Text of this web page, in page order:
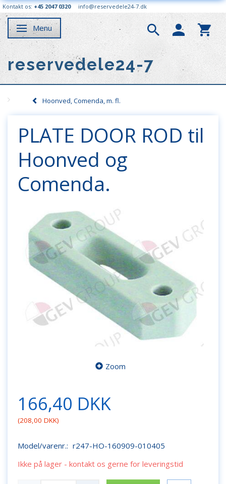
Kontakt os: +45 2047 0320 info@reservedele24-7.dk
Skifte navigation
Menu
reservedele24-7
Hoonved, Comenda, m. fl.
PLATE DOOR ROD til
Hoonved og
Comenda.
Zoom
166,40 DKK
(208,00 DKK)
Model/varenr.: r247-HO-160909-010405
Ikke på lager - kontakt os gerne for leveringstid